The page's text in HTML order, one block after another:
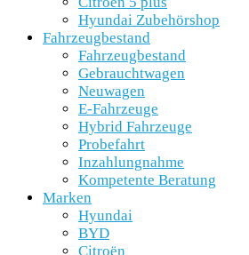
Hyundai Zubehörshop
Fahrzeugbestand
Fahrzeugbestand
Gebrauchtwagen
Neuwagen
E-Fahrzeuge
Hybrid Fahrzeuge
Probefahrt
Inzahlungnahme
Kompetente Beratung
Marken
Hyundai
BYD
Citroën